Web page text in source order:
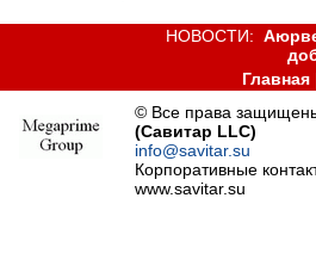
НОВОСТИ:
Главная
© Все права
(Савитар LLC)
info@savitar.su
Корпоративные
www.savitar.su